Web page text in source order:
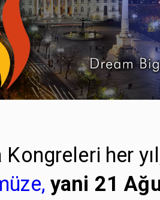
Kongreleri her
yani 21